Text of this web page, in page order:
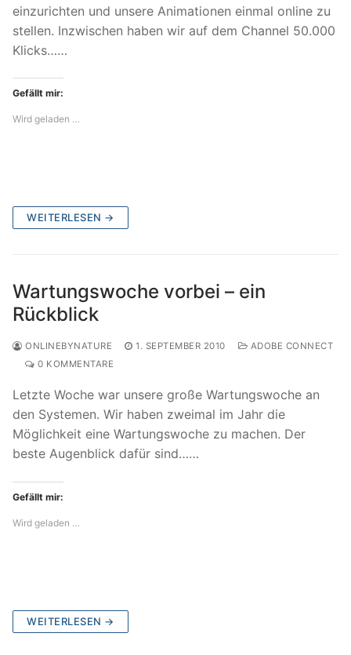
einzurichten und unsere Animationen einmal online zu
stellen. Inzwischen haben wir auf dem Channel 50.000
Klicks……
Gefällt mir:
Wird geladen …
WEITERLESEN →
Wartungswoche vorbei – ein
Rückblick
ONLINEBYNATURE 1. SEPTEMBER 2010
ADOBE CONNECT
0 KOMMENTARE
Letzte Woche war unsere große Wartungswoche an
den Systemen. Wir haben zweimal im Jahr die
Möglichkeit eine Wartungswoche zu machen. Der
beste Augenblick dafür sind……
Gefällt mir:
Wird geladen …
WEITERLESEN →